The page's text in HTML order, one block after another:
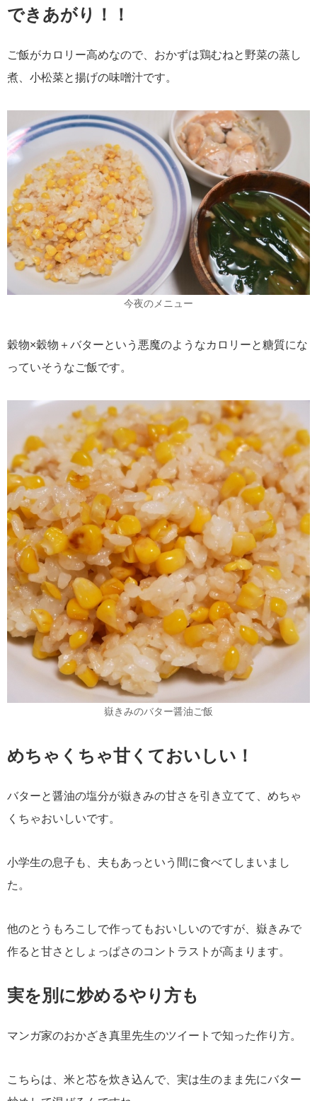
できあがり！！
ご飯がカロリー高めなので、おかずは鶏むねと野菜の蒸し
煮、小松菜と揚げの味噌汁です。
今夜のメニュー
穀物×穀物＋バターという悪魔のようなカロリーと糖質にな
っていそうなご飯です。
嶽きみのバター醤油ご飯
めちゃくちゃ甘くておいしい！
バターと醤油の塩分が嶽きみの甘さを引き立てて、めちゃ
くちゃおいしいです。
小学生の息子も、夫もあっという間に食べてしまいまし
た。
他のとうもろこしで作ってもおいしいのですが、嶽きみで
作ると甘さとしょっぱさのコントラストが高まります。
実を別に炒めるやり方も
マンガ家のおかざき真里先生のツイートで知った作り方。
こちらは、米と芯を炊き込んで、実は生のまま先にバター